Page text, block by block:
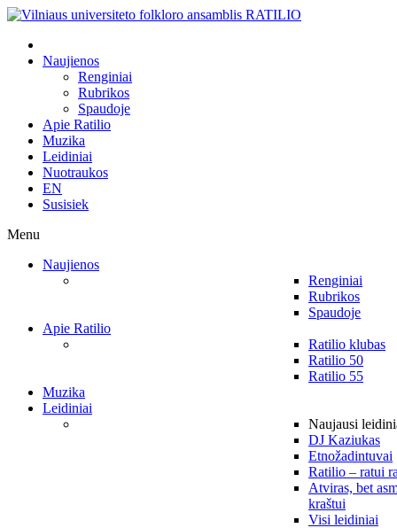
Naujienos
Renginiai
Rubrikos
Spaudoje
Apie Ratilio
Muzika
Leidiniai
Nuotraukos
EN
Susisiek
Menu
Naujienos
Renginiai
Rubrikos
Spaudoje
Apie Ratilio
Ratilio klubas
Ratilio 50
Ratilio 55
Muzika
Leidiniai
Naujausi
DJ Kaziukas
Etnožadintuvai
Ratilio – ratui
Atviras, bet
kraštui
Visi leidiniai